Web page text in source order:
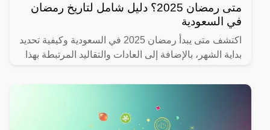
متى رمضان 2025؟ دليل شامل لتاريخ رمضان
في السعودية
اكتشف متى يبدأ رمضان 2025 في السعودية وكيفية تحديد
بداية الشهر، بالإضافة إلى العادات والتقاليد المرتبطة بهذا